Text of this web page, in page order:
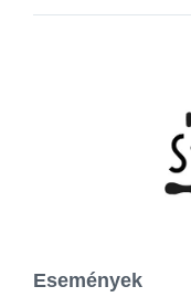
Események